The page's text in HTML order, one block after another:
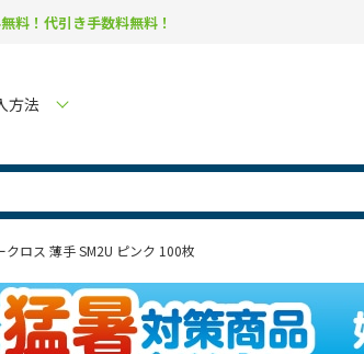
料！代引き手数料無料！
方法
クロス 薄手 SM2U ピンク 100枚